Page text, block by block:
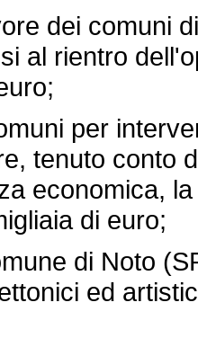
dei comuni
al rientro
per
tenuto conto
economica,
di euro;
di Noto
ed